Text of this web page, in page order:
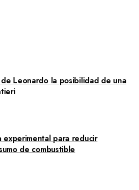
Leonardo la posibilidad de una
experimental para reducir
de combustible